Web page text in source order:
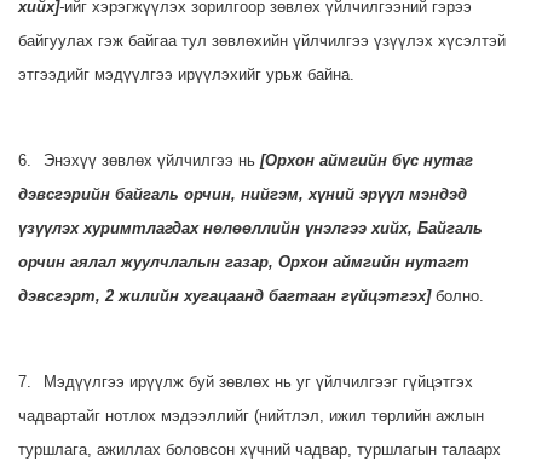
хийх]-ийг хэрэгжүүлэх зорилгоор зөвлөх үйлчилгээний гэрээ
байгуулах гэж байгаа тул зөвлөхийн үйлчилгээ үзүүлэх хүсэлтэй
этгээдийг мэдүүлгээ ирүүлэхийг урьж байна.
6. Энэхүү зөвлөх үйлчилгээ нь [Орхон аймгийн бүс нутаг
дэвсгэрийн байгаль орчин, нийгэм, хүний эрүүл мэндэд
үзүүлэх хуримтлагдах нөлөөллийн үнэлгээ хийх, Байгаль
орчин аялал жуулчлалын газар, Орхон аймгийн нутагт
дэвсгэрт, 2 жилийн хугацаанд багтаан гүйцэтгэх]болно.
7.
Мэдүүлгээ ирүүлж буй зөвлөх нь уг үйлчилгээг гүйцэтгэх
чадвартайг нотлох мэдээллийг (нийтлэл, ижил төрлийн ажлын
туршлага, ажиллах боловсон хүчний чадвар, туршлагын талаарх